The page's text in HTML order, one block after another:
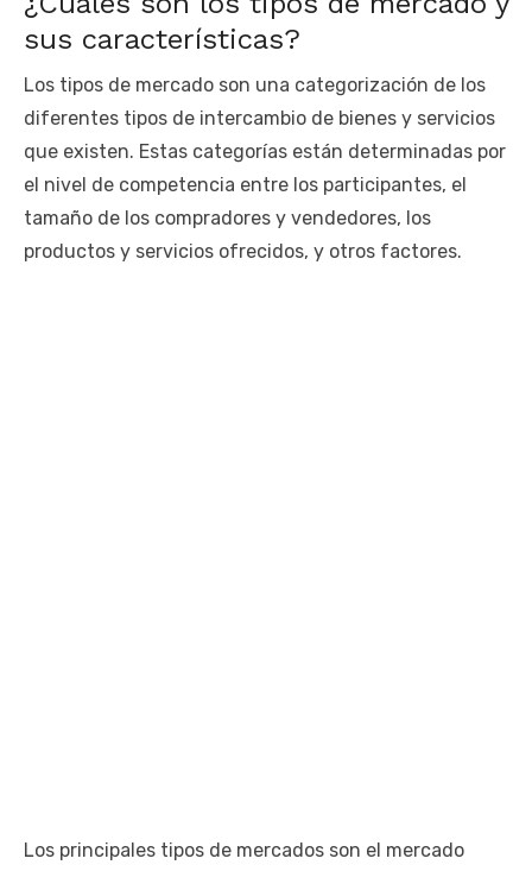
sus características?
Los tipos de mercado son una categorización de los
diferentes tipos de intercambio de bienes y servicios
que existen. Estas categorías están determinadas por
el nivel de competencia entre los participantes, el
tamaño de los compradores y vendedores, los
productos y servicios ofrecidos, y otros factores.
Los principales tipos de mercados son el mercado